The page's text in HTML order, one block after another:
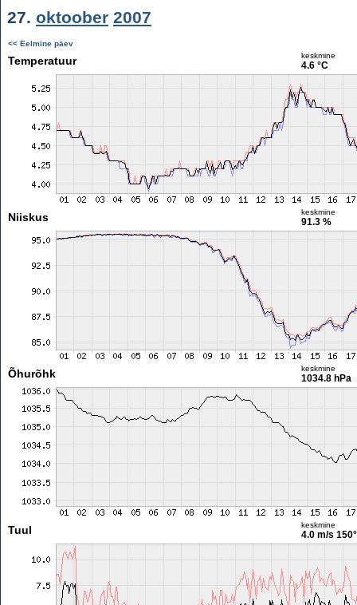
27. oktoober 2007
<< Eelmine päev
Temperatuur keskmine
4.6 °C
Niiskus keskmine
91.3 %
Õhurõhk keskmine
1034.8 hPa
Tuul keskmine
4.0 m/s 150°